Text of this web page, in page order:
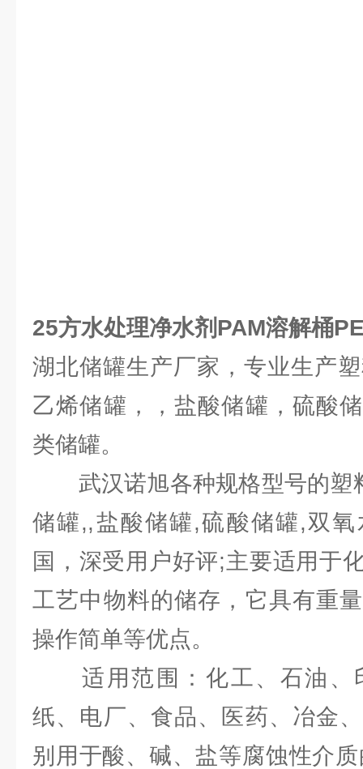
25方水处理净水剂PAM溶解桶
湖北储罐生产厂家，专业生产
乙烯储罐，，盐酸储罐，硫酸
类储罐。
武汉诺旭各种规格型号的塑
储罐,,盐酸储罐,硫酸储罐,双
国，深受用户好评;主要适用于
工艺中物料的储存，它具有重
操作简单等优点。
适用范围：化工、石油、
纸、电厂、食品、医药、冶金
别用于酸、碱、盐等腐蚀性介